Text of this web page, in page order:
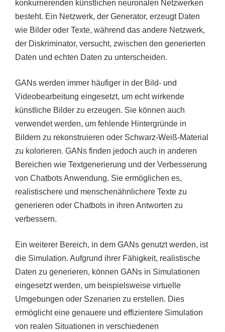
konkurrierenden künstlichen neuronalen Netzwerken
besteht. Ein Netzwerk, der Generator, erzeugt Daten
wie Bilder oder Texte, während das andere Netzwerk,
der Diskriminator, versucht, zwischen den generierten
Daten und echten Daten zu unterscheiden.
GANs werden immer häufiger in der Bild- und
Videobearbeitung eingesetzt, um echt wirkende
künstliche Bilder zu erzeugen. Sie können auch
verwendet werden, um fehlende Hintergründe in
Bildern zu rekonstruieren oder Schwarz-Weiß-Material
zu kolorieren. GANs finden jedoch auch in anderen
Bereichen wie Textgenerierung und der Verbesserung
von Chatbots Anwendung. Sie ermöglichen es,
realistischere und menschenähnlichere Texte zu
generieren oder Chatbots in ihren Antworten zu
verbessern.
Ein weiterer Bereich, in dem GANs genutzt werden, ist
die Simulation. Aufgrund ihrer Fähigkeit, realistische
Daten zu generieren, können GANs in Simulationen
eingesetzt werden, um beispielsweise virtuelle
Umgebungen oder Szenarien zu erstellen. Dies
ermöglicht eine genauere und effizientere Simulation
von realen Situationen in verschiedenen